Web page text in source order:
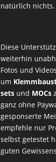
natürlich nichts.
Diese
weiterhin
Fotos und
um
sets und MOCs
ganz ohne
gesponserte
empfehle nur
selbst getestet
guten